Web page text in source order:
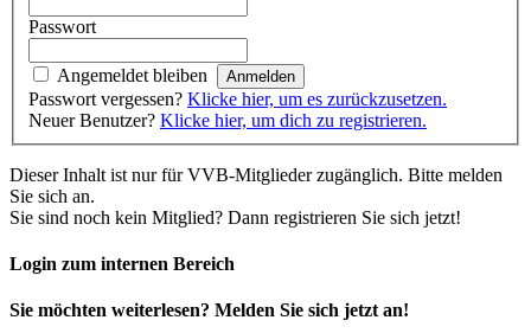
Passwort
Angemeldet bleiben
Passwort vergessen? Klicke hier, um es zurückzusetzen.
Neuer Benutzer? Klicke hier, um dich zu registrieren.
Dieser Inhalt ist nur für VVB-Mitglieder zugänglich. Bitte melden
Sie sich an.
Sie sind noch kein Mitglied? Dann registrieren Sie sich jetzt!
Login zum internen Bereich
Sie möchten weiterlesen? Melden Sie sich jetzt an!